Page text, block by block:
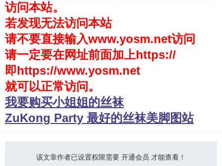
喵写真
轻兰映画
少女秩序
会员购买
幼喵社App
访问本站。
若发现无法访问本站
请不要直接输入www.yosm.net访问
请一定要在网址前面加上https://
即https://www.yosm.net
就可以正常访问。
我要购买小姐姐的丝袜
ZuKong Party 最好的丝袜美脚图站
该文章作者已设置权限需要 开通会员 才能查看！